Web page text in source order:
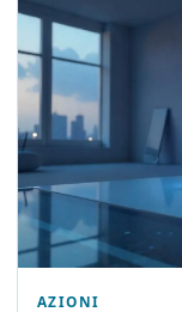
AZIONI